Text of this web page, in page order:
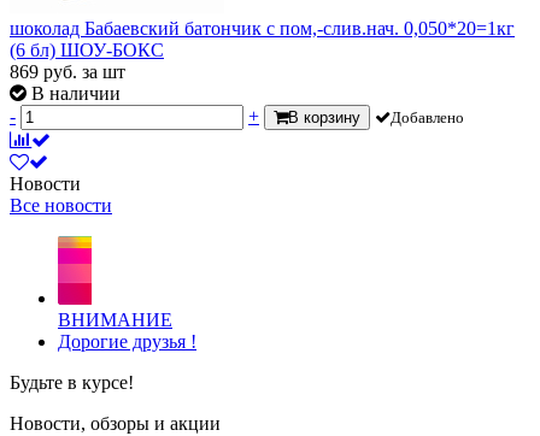
шоколад Бабаевский батончик с пом,-слив.нач. 0,050*20=1кг
(6 бл) ШОУ-БОКС
869 руб. за шт
В наличии
-
+ В корзину Добавлено
Новости
Все новости
ВНИМАНИЕ
Дорогие друзья !
Будьте в курсе!
Новости, обзоры и акции